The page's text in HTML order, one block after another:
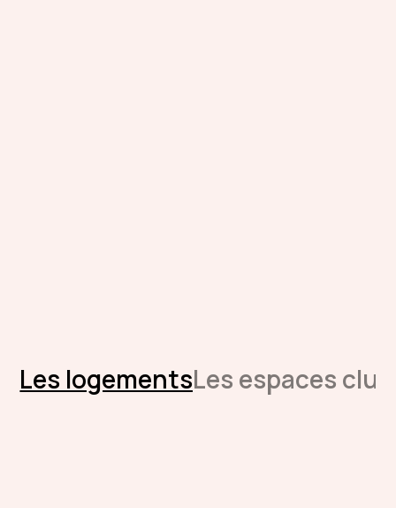
Les logementsLes espaces club